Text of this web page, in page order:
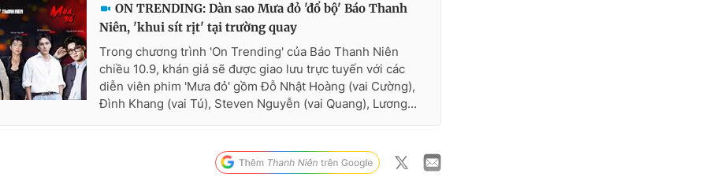
ON TRENDING: Dàn sao Mưa đỏ 'đổ bộ' Báo Thanh
Niên, 'khui sít rịt' tại trường quay
Trong chương trình 'On Trending' của Báo Thanh Niên
chiều 10.9, khán giả sẽ được giao lưu trực tuyến với các
diễn viên phim 'Mưa đỏ' gồm Đỗ Nhật Hoàng (vai Cường),
Đình Khang (vai Tú), Steven Nguyễn (vai Quang), Lương...